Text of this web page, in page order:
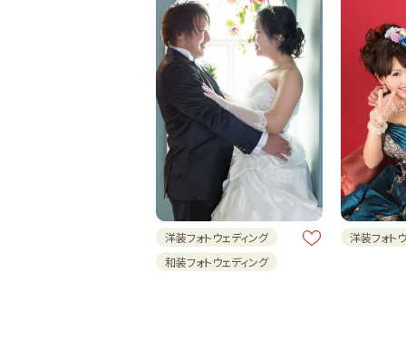
洋装フォトウェディング
和装フォトウェディング
洋装フォト